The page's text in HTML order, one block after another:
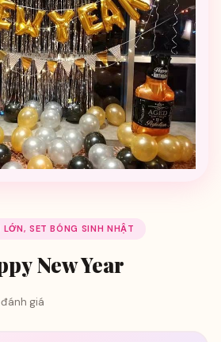
SET BÓNG SINH NHẬT
New Year
giá